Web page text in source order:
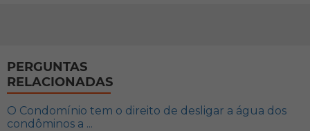
PERGUNTAS
RELACIONADAS
O Condomínio tem o direito de desligar a água dos
condôminos a ...